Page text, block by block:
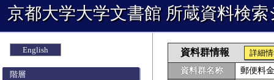
京都大学大学文書館 所蔵資料検
English
階層
資料群情報
詳細
資料群名称
郵便料